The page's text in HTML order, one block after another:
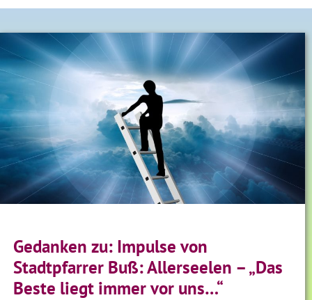
Gedanken zu: Impulse von
Stadtpfarrer Buß: Allerseelen – „Das
Beste liegt immer vor uns…“